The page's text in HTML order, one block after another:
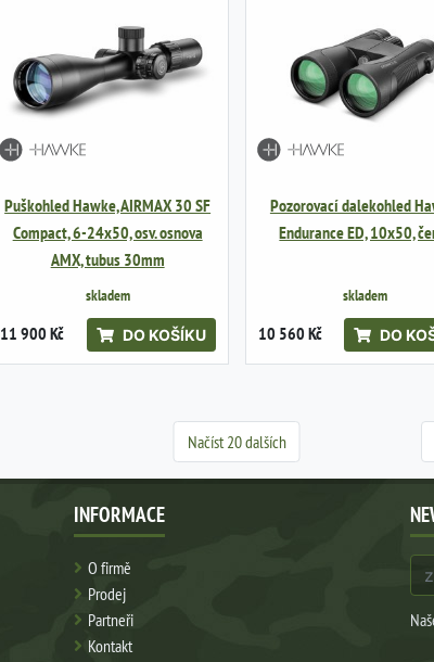
Puškohled Hawke, AIRMAX 30 SF
Compact, 6-24x50, osv. osnova
AMX, tubus 30mm
skladem
11 900 Kč DO KOŠÍKU
Pozorovací dalekohled
Endurance ED, 10x50,
skladem
10 560 Kč DO
Načíst 20 dalších
INFORMACE
O firmě
Prodej
Partneři
Kontakt